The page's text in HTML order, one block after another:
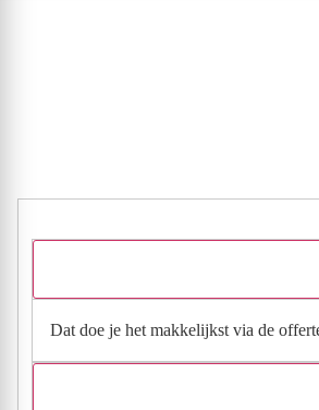
Dat doe je het makkelijkst via de